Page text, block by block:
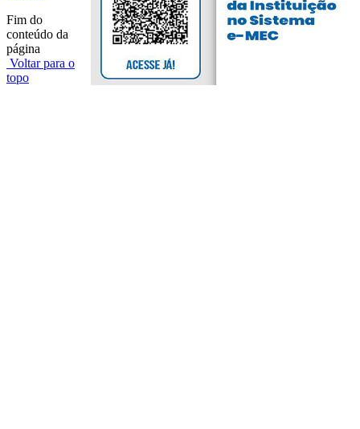
Fim do
conteúdo da
página
Voltar para o
topo